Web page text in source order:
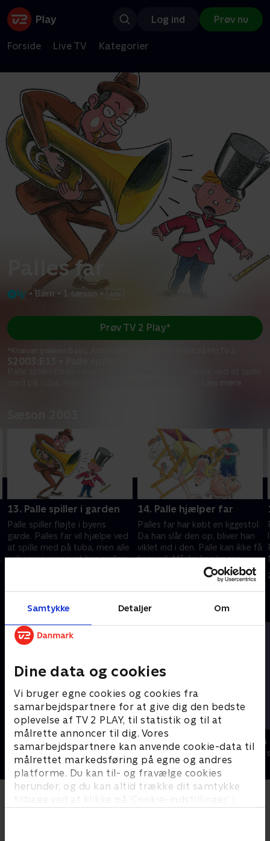
Samtykke Detaljer Om
Dine data og cookies
Vi bruger egne cookies og cookies fra
samarbejdspartnere for at give dig den bedste
oplevelse af TV 2 PLAY, til statistik og til at
målrette annoncer til dig. Vores
samarbejdspartnere kan anvende cookie-data til
målrettet markedsføring på egne og andres
platforme. Du kan til- og fravælge cookies
herunder, og du kan altid trække dit samtykke
tilbage ved at klikke på ’Cookie-indstillinger’ i
Log ind Prøv nu
Forside Live TV Kategorier
Palles far
• Børn • 1 sæson •
S2003:E13 • Palle spiller i garden
Prøv TV 2 Play*
*Kræver pakken Basis. Administrer dit abonnement på Mit TV 2.
13. Palle spiller i garden
Palle spiller fløjte i byens
garde. Palles far vil hjælpe ved
at spille med på tuba, men alle
naboerne synes, at han spiller
14. Palle hjælper far
Palles far har købt en liggestol.
Da han slår den op, bliver han
viklet ind i den. Palle kan ikke få
ham ud. Måske kan lægen
25. november 2006 • 5 min
Andre så også
Miniteve: Udeleg
Børneserier • 1 sæsoner
Miniteve:
Børneserier • 1